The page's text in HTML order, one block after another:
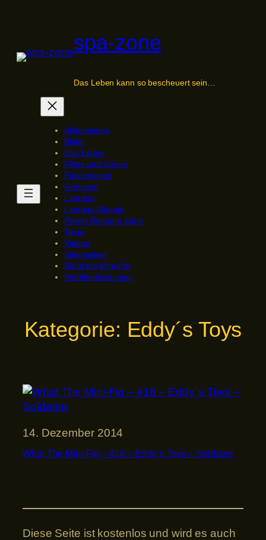
spa-zone
Das Leben kann so bescheuert sein…
Allgemeines
Bilder
Das Leben
Filme und Serien
Findspiration
Genürsel
Literatur
Literatur-Rituale
Power Rangers Zone
Texte
Videos
Videospiele
What the Mini-Fig
Veröffentlichungen
Kategorie: Eddy´s Toys
14. Dezember 2014
What The Mini-Fig – #16 – Eddy´s Toys – Soldaten
Diese Seite ist kostenlos und wird es auch